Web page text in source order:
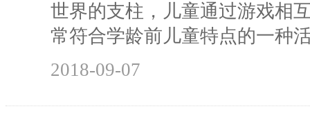
世界的支柱，儿童通过游戏相
常符合学龄前儿童特点的一种
2018-09-07